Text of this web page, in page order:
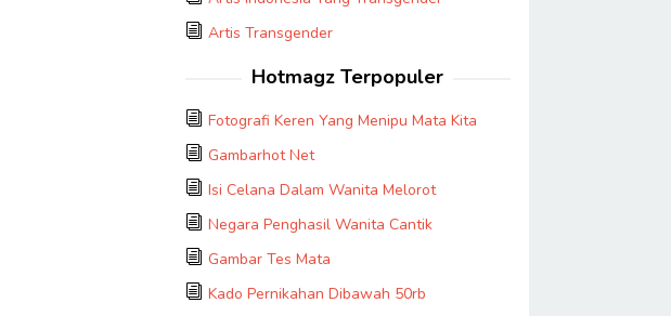
Artis Transgender
Hotmagz Terpopuler
Fotografi Keren Yang Menipu Mata Kita
Gambarhot Net
Isi Celana Dalam Wanita Melorot
Negara Penghasil Wanita Cantik
Gambar Tes Mata
Kado Pernikahan Dibawah 50rb